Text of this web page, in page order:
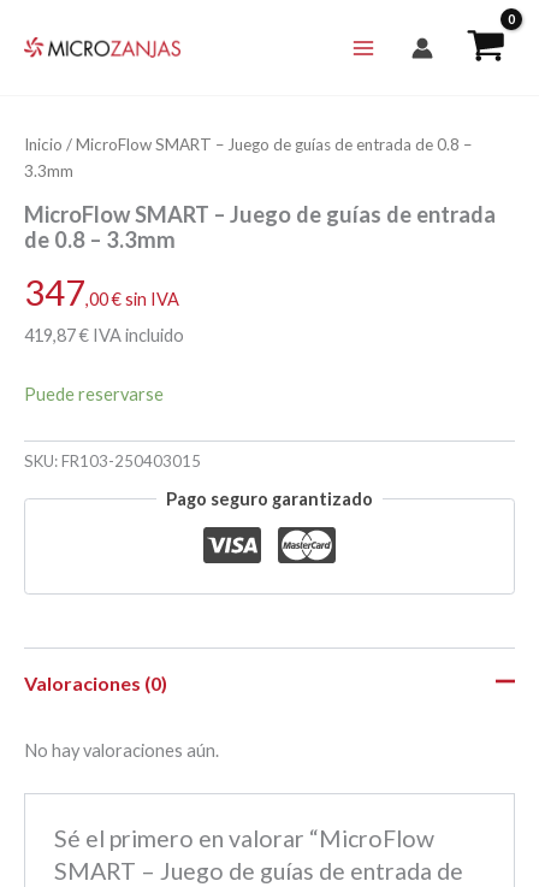
Inicio / MicroFlow SMART – Juego de guías de entrada de 0.8 –
3.3mm
MicroFlow SMART – Juego de guías de entrada
de 0.8 – 3.3mm
347,00€sin IVA
419,87€ IVA incluido
Puede reservarse
SKU:FR103-250403015
Pago seguro garantizado
Valoraciones (0)
No hay valoraciones aún.
Sé el primero en valorar “MicroFlow
SMART – Juego de guías de entrada de